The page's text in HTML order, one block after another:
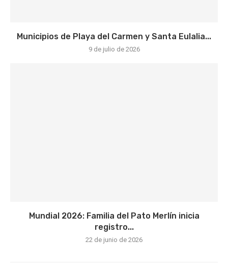
Municipios de Playa del Carmen y Santa Eulalia...
9 de julio de 2026
Mundial 2026: Familia del Pato Merlín inicia
registro...
22 de junio de 2026